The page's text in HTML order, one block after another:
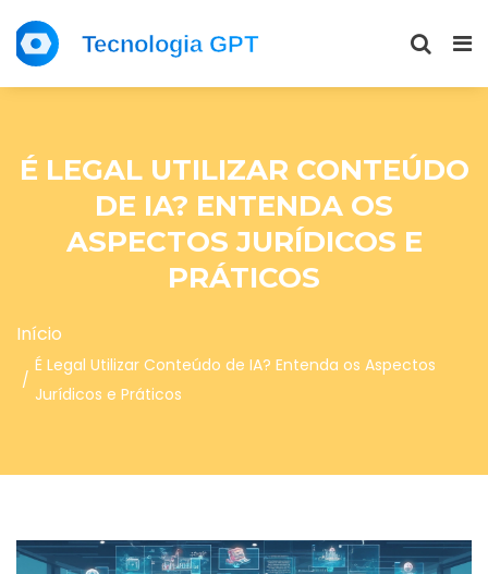
É LEGAL UTILIZAR CONTEÚDO
DE IA? ENTENDA OS
ASPECTOS JURÍDICOS E
PRÁTICOS
Início
É Legal Utilizar Conteúdo de IA? Entenda os Aspectos
Jurídicos e Práticos